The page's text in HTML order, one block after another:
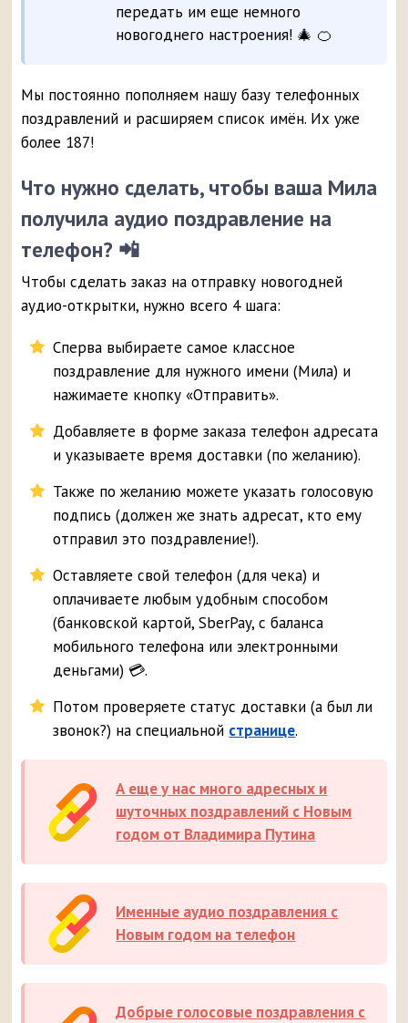
передать им еще немного
новогоднего настроения! 🎄 🍊
Мы постоянно пополняем нашу базу телефонных
поздравлений и расширяем список имён. Их уже
более 187!
Что нужно сделать, чтобы ваша Мила
получила аудио поздравление на
телефон? 📲
Чтобы сделать заказ на отправку новогодней
аудио-открытки, нужно всего 4 шага:
Сперва выбираете самое классное
поздравление для нужного имени (Мила) и
нажимаете кнопку «Отправить».
Добавляете в форме заказа телефон адресата
и указываете время доставки (по желанию).
Также по желанию можете указать голосовую
подпись (должен же знать адресат, кто ему
отправил это поздравление!).
Оставляете свой телефон (для чека) и
оплачиваете любым удобным способом
(банковской картой, SberPay, с баланса
мобильного телефона или электронными
деньгами) 💳.
Потом проверяете статус доставки (а был ли
звонок?) на специальной странице.
А еще у нас много адресных и
шуточных поздравлений с Новым
годом от Владимира Путина
Именные аудио поздравления с
Новым годом на телефон
Добрые голосовые поздравления с